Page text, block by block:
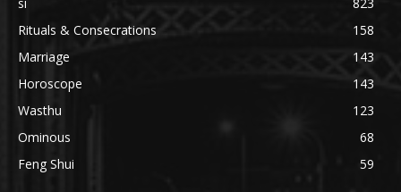
Rituals & Consecrations
158
Marriage
143
Horoscope
143
Wasthu
123
Ominous
68
Feng Shui
59